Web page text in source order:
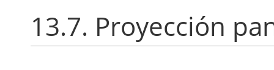
13.7. Proyección